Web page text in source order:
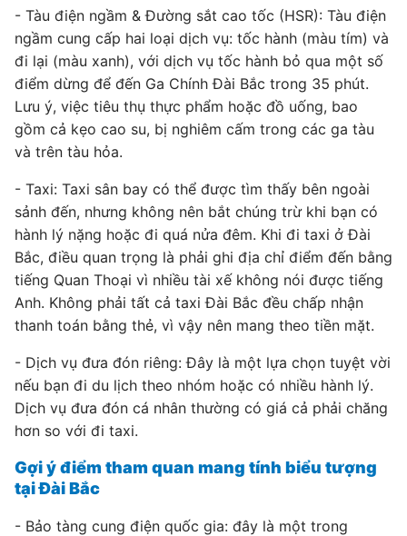
- Tàu điện ngầm & Đường sắt cao tốc (HSR): Tàu điện
ngầm cung cấp hai loại dịch vụ: tốc hành (màu tím) và
đi lại (màu xanh), với dịch vụ tốc hành bỏ qua một số
điểm dừng để đến Ga Chính Đài Bắc trong 35 phút.
Lưu ý, việc tiêu thụ thực phẩm hoặc đồ uống, bao
gồm cả kẹo cao su, bị nghiêm cấm trong các ga tàu
và trên tàu hỏa.
- Taxi: Taxi sân bay có thể được tìm thấy bên ngoài
sảnh đến, nhưng không nên bắt chúng trừ khi bạn có
hành lý nặng hoặc đi quá nửa đêm. Khi đi taxi ở Đài
Bắc, điều quan trọng là phải ghi địa chỉ điểm đến bằng
tiếng Quan Thoại vì nhiều tài xế không nói được tiếng
Anh. Không phải tất cả taxi Đài Bắc đều chấp nhận
thanh toán bằng thẻ, vì vậy nên mang theo tiền mặt.
- Dịch vụ đưa đón riêng: Đây là một lựa chọn tuyệt vời
nếu bạn đi du lịch theo nhóm hoặc có nhiều hành lý.
Dịch vụ đưa đón cá nhân thường có giá cả phải chăng
hơn so với đi taxi.
Gợi ý điểm tham quan mang tính biểu tượng
tại Đài Bắc
- Bảo tàng cung điện quốc gia: đây là một trong